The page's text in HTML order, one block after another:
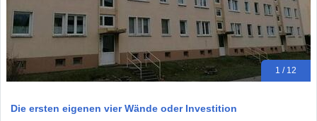
1 / 12
Die ersten eigenen vier Wände oder Investition